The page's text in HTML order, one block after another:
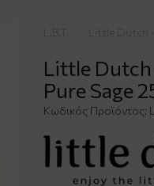
L.B.T. Little Dutch
Little Dutch
Pure Sage
Κωδικός Προϊόντος: